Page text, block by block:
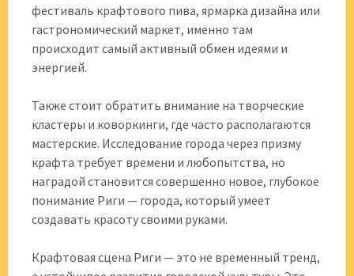
фестиваль крафтового пива, ярмарка дизайна или
гастрономический маркет, именно там
происходит самый активный обмен идеями и
энергией.
Также стоит обратить внимание на творческие
кластеры и коворкинги, где часто располагаются
мастерские. Исследование города через призму
крафта требует времени и любопытства, но
наградой становится совершенно новое, глубокое
понимание Риги — города, который умеет
создавать красоту своими руками.
Крафтовая сцена Риги — это не временный тренд,